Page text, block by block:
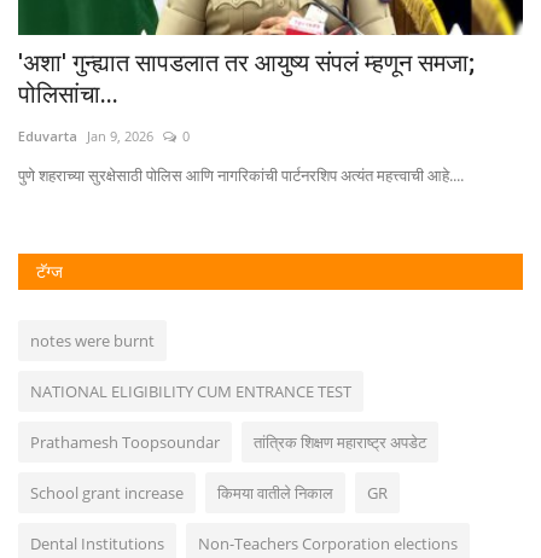
'अशा' गुन्ह्यात सापडलात तर आयुष्य संपलं म्हणून समजा;
पोलिसांचा...
Eduvarta Jan 9, 2026 0
पुणे शहराच्या सुरक्षेसाठी पोलिस आणि नागरिकांची पार्टनरशिप अत्यंत महत्त्वाची आहे....
टॅग्ज
notes were burnt
NATIONAL ELIGIBILITY CUM ENTRANCE TEST
Prathamesh Toopsoundar तांत्रिक शिक्षण महाराष्ट्र अपडेट
School grant increase किमया वातीले निकाल GR
Dental Institutions Non-Teachers Corporation elections